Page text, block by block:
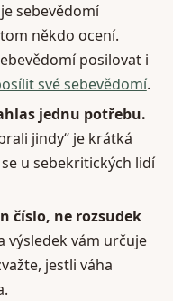
sebevědomí
někdo ocení.
posilovat i
své sebevědomí.
jednu potřebu.
jindy“ je krátká
u sebekritických lidí
číslo, ne rozsudek
výsledek vám určuje
jestli váha